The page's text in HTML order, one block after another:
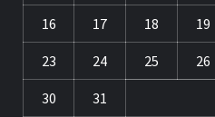
16 17 18 19
23 24 25 26
30
31